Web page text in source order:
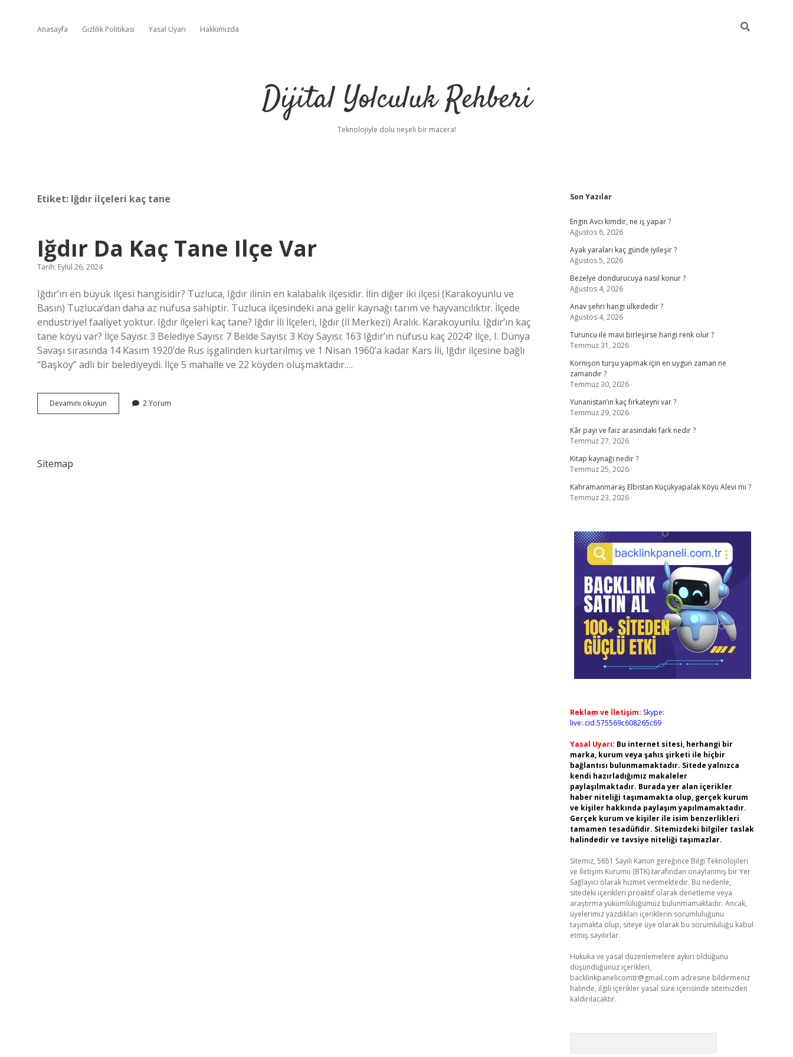
Anasayfa Gizlilik Politikası Yasal Uyarı Hakkımızda
Dijital Yolculuk Rehberi
Teknolojiyle dolu neşeli bir macera!
Etiket: Iğdır ilçeleri kaç tane
Iğdır Da Kaç Tane Ilçe Var
Tarih: Eylül 26, 2024
Iğdır’ın en büyük ilçesi hangisidir? Tuzluca, Iğdır ilinin en kalabalık ilçesidir. İlin diğer iki ilçesi (Karakoyunlu ve
Basın) Tuzluca’dan daha az nüfusa sahiptir. Tuzluca ilçesindeki ana gelir kaynağı tarım ve hayvancılıktır. İlçede
endüstriyel faaliyet yoktur. Iğdır ilçeleri kaç tane? Iğdır İli İlçeleri, Iğdır (İl Merkezi) Aralık. Karakoyunlu. Iğdır’ın kaç
tane köyü var? İlçe Sayısı: 3 Belediye Sayısı: 7 Belde Sayısı: 3 Köy Sayısı: 163 Iğdır’ın nüfusu kaç 2024? İlçe, I. Dünya
Savaşı sırasında 14 Kasım 1920’de Rus işgalinden kurtarılmış ve 1 Nisan 1960’a kadar Kars İli, Iğdır ilçesine bağlı
“Başköy” adlı bir belediyeydi. İlçe 5 mahalle ve 22 köyden oluşmaktadır.…
Devamını okuyun
Da
2 Yorum
Sitemap
Sidebar
Son Yazılar
Engin Avcı kimdir, ne iş yapar ?
Ağustos 6, 2026
Ayak yaraları kaç günde iyileşir ?
Ağustos 5, 2026
Bezelye dondurucuya nasıl konur ?
Ağustos 4, 2026
Anav şehri hangi ülkededir ?
Ağustos 4, 2026
Turuncu ile mavi birleşirse hangi renk olur ?
Temmuz 31, 2026
Kornişon turşu yapmak için en uygun zaman ne
zamandır ?
Temmuz 30, 2026
Yunanistan’ın kaç fırkateyni var ?
Temmuz 29, 2026
Kâr payı ve faiz arasındaki fark nedir ?
Temmuz 27, 2026
Kitap kaynağı nedir ?
Temmuz 25, 2026
Kahramanmaraş Elbistan Küçükyapalak Köyü Alevi mi ?
Temmuz 23, 2026
Reklam ve İletişim: Skype:
live:.cid.575569c608265c69
Yasal Uyarı: Bu internet sitesi, herhangi bir
marka, kurum veya şahıs şirketi ile hiçbir
bağlantısı bulunmamaktadır. Sitede yalnızca
kendi hazırladığımız makaleler
paylaşılmaktadır. Burada yer alan içerikler
haber niteliği taşımamakta olup, gerçek kurum
ve kişiler hakkında paylaşım yapılmamaktadır.
Gerçek kurum ve kişiler ile isim benzerlikleri
tamamen tesadüfidir. Sitemizdeki bilgiler taslak
halindedir ve tavsiye niteliği taşımazlar.
Sitemiz, 5651 Sayılı Kanun gereğince Bilgi Teknolojileri
ve İletişim Kurumu (BTK) tarafından onaylanmış bir Yer
Sağlayıcı olarak hizmet vermektedir. Bu nedenle,
sitedeki içerikleri proaktif olarak denetleme veya
araştırma yükümlülüğümüz bulunmamaktadır. Ancak,
üyelerimiz yazdıkları içeriklerin sorumluluğunu
taşımakta olup, siteye üye olarak bu sorumluluğu kabul
etmiş sayılırlar.
Hukuka ve yasal düzenlemelere aykırı olduğunu
düşündüğünüz içerikleri,
backlinkpanelicomtr@gmail.com adresine bildirmeniz
halinde, ilgili içerikler yasal süre içerisinde sitemizden
kaldırılacaktır.